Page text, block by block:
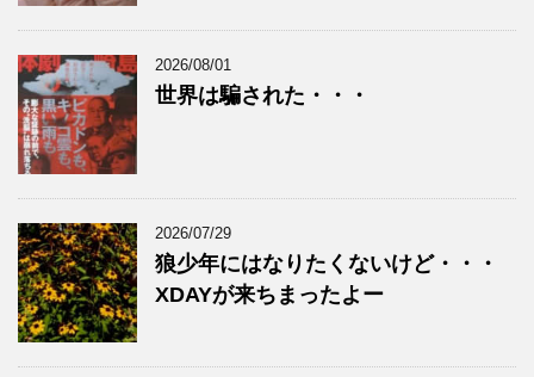
2026/08/01
世界は騙された・・・
2026/07/29
狼少年にはなりたくないけど・・・
XDAYが来ちまったよー